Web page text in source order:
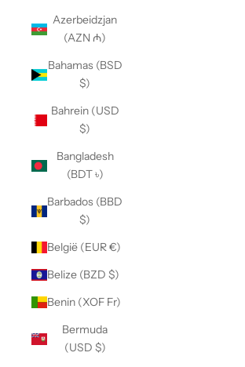
Azerbeidzjan
(AZN ₼)
Bahamas (BSD
$)
Bahrein (USD
$)
Bangladesh
(BDT ৳)
Barbados (BBD
$)
België (EUR €)
Belize (BZD $)
Benin (XOF Fr)
Bermuda
(USD $)